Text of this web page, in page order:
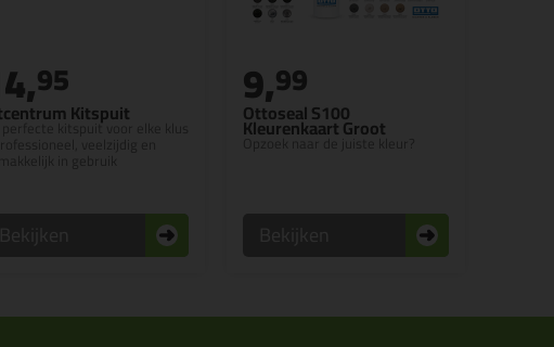
Kitspuit
kitspuit voor elke klus
95
Ottoseal S100
Kleurenkaart Groot
Opzoek naar de juiste kleur?
9,99